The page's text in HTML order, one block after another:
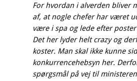
For hvordan i alverden bliver
af, at nogle chefer har været
være i spa og lede efter
Det her lyder helt crazy og
koster. Man skal ikke kunne
konkurrencehebsyn her.
spørgsmål på vej til